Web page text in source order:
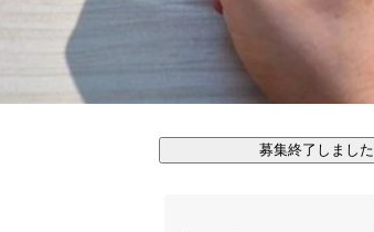
募集終了しました